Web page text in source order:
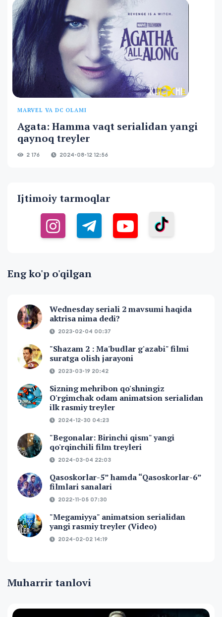
MARVEL VA DC OLAMI
Agata: Hamma vaqt serialidan yangi
qaynoq treyler
2 176 2024-08-12 12:56
Ijtimoiy tarmoqlar
Eng ko'p o'qilgan
Wednesday seriali 2 mavsumi haqida
aktrisa nima dedi?
2023-02-04 00:37
"Shazam 2 : Ma'budlar g'azabi" filmi
suratga olish jarayoni
2023-03-19 20:42
Sizning mehribon qo'shningiz
O'rgimchak odam animatsion serialidan
ilk rasmiy treyler
2024-12-30 04:23
"Begonalar: Birinchi qism" yangi
qo'rqinchili film treyleri
2024-03-04 22:03
Qasoskorlar-5” hamda “Qasoskorlar-6”
filmlari sanalari
2022-11-05 07:30
"Megamiyya" animatsion serialidan
yangi rasmiy treyler (Video)
2024-02-02 14:19
Muharrir tanlovi